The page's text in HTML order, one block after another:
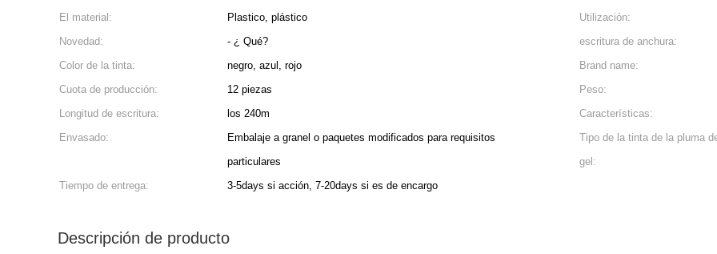
El material:
Plastico, plástico Utilización:
Novedad:
- ¿ Qué? escritura de anchura:
Color de la tinta:
negro, azul, rojo Brand name:
Cuota de producción:
12 piezas Peso:
Longitud de escritura:
los 240m Características:
Envasado:
Embalaje a granel o paquetes modificados para requisitos
particulares
Tipo de la tinta de la pluma
gel:
Tiempo de entrega: 3-5days si acción, 7-20days si es de encargo
Descripción de producto